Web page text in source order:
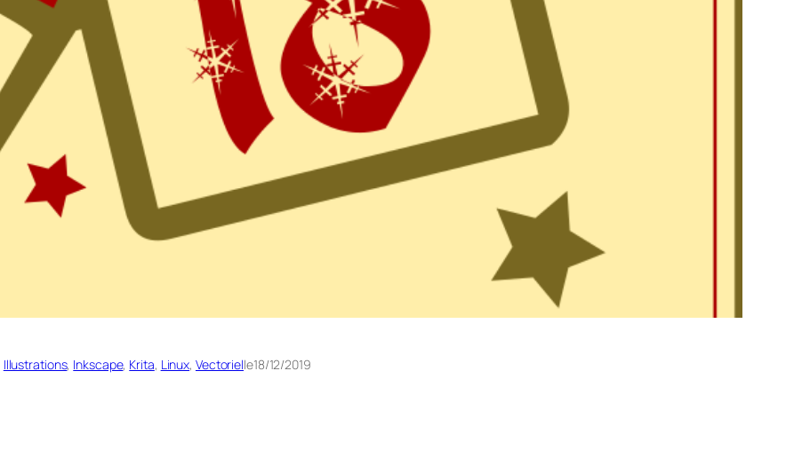
Illustrations, Inkscape, Krita, Linux, Vectorielle18/12/2019